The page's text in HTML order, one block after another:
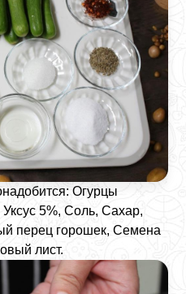
Огурцы
5%, Соль, Сахар,
перец горошек, Семена
лист.